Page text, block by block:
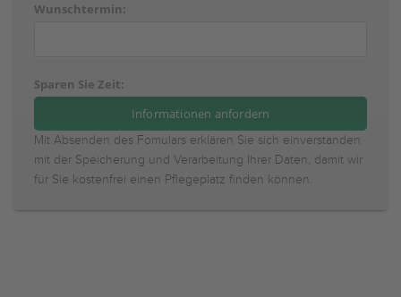
Wunschtermin:
Sparen Sie Zeit:
Mit Absenden des Fomulars erklären Sie sich einverstanden
mit der Speicherung und Verarbeitung Ihrer Daten, damit wir
für Sie kostenfrei einen Pflegeplatz finden können.